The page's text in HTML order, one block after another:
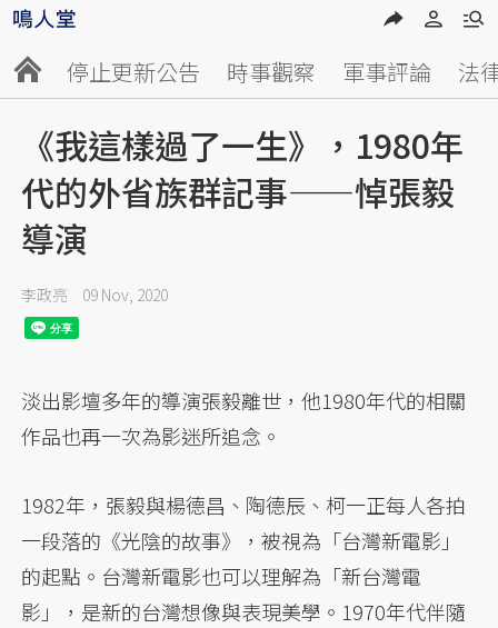
停止更新公告 時事觀察 軍事評論 法
《我這樣過了一生》，1980年
代的外省族群記事——悼張毅
導演
李政亮 09 Nov, 2020
淡出影壇多年的導演張毅離世，他1980年代的相關
作品也再一次為影迷所追念。
1982年，張毅與楊德昌、陶德辰、柯一正每人各拍
一段落的《光陰的故事》，被視為「台灣新電影」
的起點。台灣新電影也可以理解為「新台灣電
影」，是新的台灣想像與表現美學。1970年代伴隨